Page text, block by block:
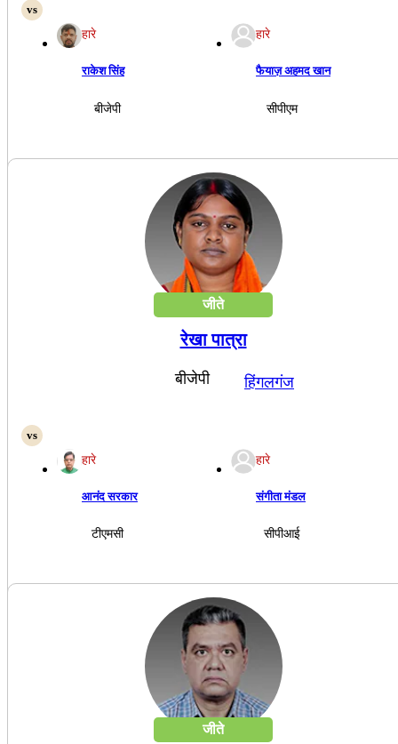
हारे
राकेश सिंह
बीजेपी
हारे
फैयाज़ अहमद खान
सीपीएम
जीते
रेखा पात्रा
बीजेपी हिंगलगंज
हारे
आनंद सरकार
टीएमसी
हारे
संगीता मंडल
सीपीआई
जीते